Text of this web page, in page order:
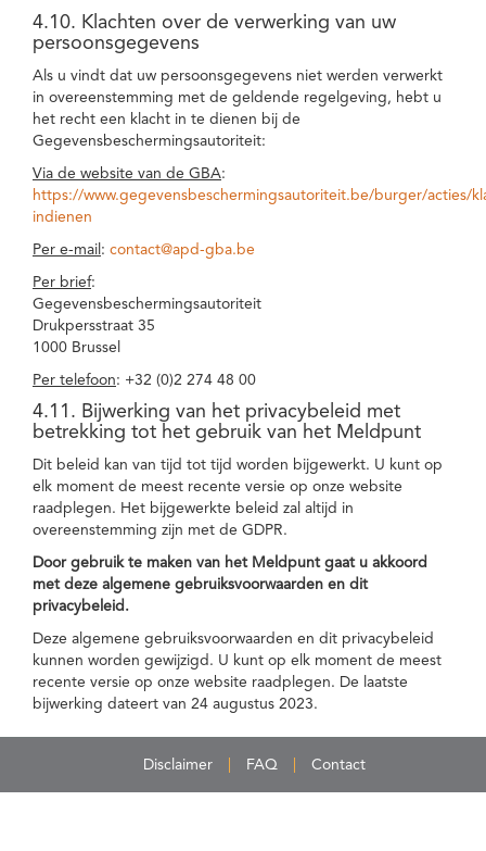
4.10. Klachten over de verwerking van uw
persoonsgegevens
Als u vindt dat uw persoonsgegevens niet werden verwerkt
in overeenstemming met de geldende regelgeving, hebt u
het recht een klacht in te dienen bij de
Gegevensbeschermingsautoriteit:
Via de website van de GBA:
https://www.gegevensbeschermingsautoriteit.be/burger/acties/
indienen
Per e-mail : contact@apd-gba.be
Per brief:
Gegevensbeschermingsautoriteit
Drukpersstraat 35
1000 Brussel
Per telefoon: +32 (0)2 274 48 00
4.11. Bijwerking van het privacybeleid met
betrekking tot het gebruik van het Meldpunt
Dit beleid kan van tijd tot tijd worden bijgewerkt. U kunt op
elk moment de meest recente versie op onze website
raadplegen. Het bijgewerkte beleid zal altijd in
overeenstemming zijn met de GDPR.
Door gebruik te maken van het Meldpunt gaat u akkoord
met deze algemene gebruiksvoorwaarden en dit
privacybeleid.
Deze algemene gebruiksvoorwaarden en dit privacybeleid
kunnen worden gewijzigd. U kunt op elk moment de meest
recente versie op onze website raadplegen. De laatste
bijwerking dateert van 24 augustus 2023.
Disclaimer FAQ Contact